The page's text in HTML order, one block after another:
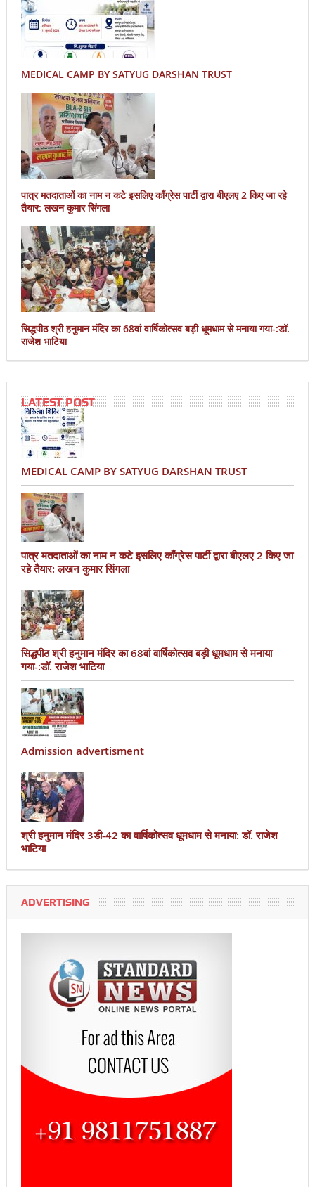
MEDICAL CAMP BY SATYUG DARSHAN TRUST
पात्र मतदाताओं का नाम न कटे इसलिए काँग्रेस पार्टी द्वारा बीएलए 2 किए जा रहे
तैयार: लखन कुमार सिंगला
सिद्धपीठ श्री हनुमान मंदिर का 68वां वार्षिकोत्सव बड़ी धूमधाम से मनाया गया-:डॉ.
राजेश भाटिया
LATEST POST
MEDICAL CAMP BY SATYUG DARSHAN TRUST
पात्र मतदाताओं का नाम न कटे इसलिए काँग्रेस पार्टी द्वारा बीएलए 2 किए जा
रहे तैयार: लखन कुमार सिंगला
सिद्धपीठ श्री हनुमान मंदिर का 68वां वार्षिकोत्सव बड़ी धूमधाम से मनाया
गया-:डॉ. राजेश भाटिया
Admission advertisment
श्री हनुमान मंदिर 3डी-42 का वार्षिकोत्सव धूमधाम से मनाया: डॉ. राजेश
भाटिया
ADVERTISING